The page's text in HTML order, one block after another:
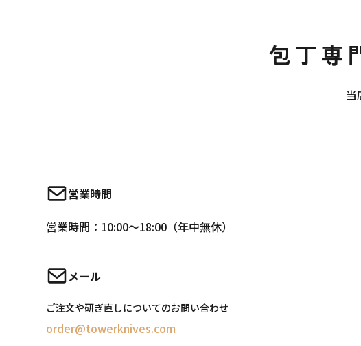
包丁専
営業時間
営業時間：10:00～18:00（年中無休）
メール
ご注文や研ぎ直しについてのお問い合わせ
order@towerknives.com